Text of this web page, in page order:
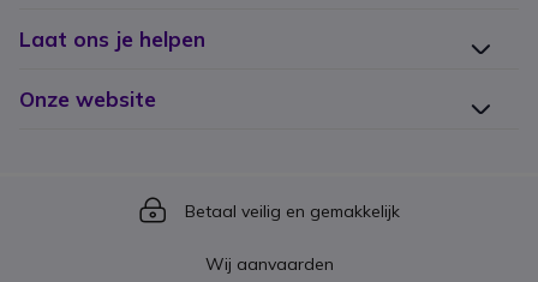
Laat ons je helpen
Onze website
Icon
Betaal veilig en gemakkelijk
Wij aanvaarden